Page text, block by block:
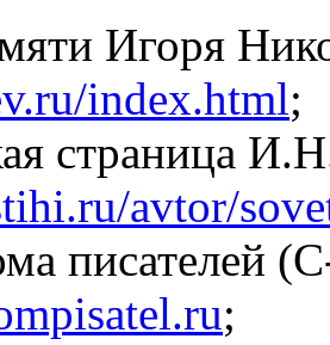
Игоря
index.html;
страница
avtor/
писателей
;